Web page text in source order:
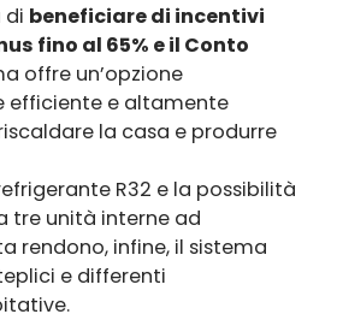
di beneficiare di incentivi
fino al 65% e il Conto
offre un’opzione
efficiente e altamente
la casa e produrre
R32 e la possibilità
tre unità interne ad
rendono, infine, il sistema
e differenti